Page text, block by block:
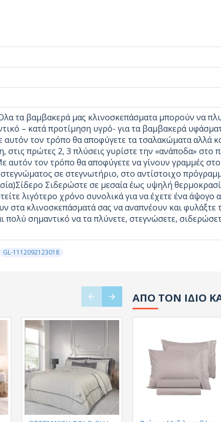
τα βαμβακερά μας κλινοσκεπάσματα μπορούν να
– κατά προτίμηση υγρό- για τα βαμβακερά
αυτόν τον τρόπο θα αποφύγετε τα τσαλακώματα αλλά
στις πρώτες 2, 3 πλύσεις γυρίστε την «ανάποδα»
αυτόν τον τρόπο θα αποφύγετε να γίνουν γραμμές
σε στεγνωτήριο, στο αντίστοιχο
Σιδερώστε σε μεσαία έως υψηλή
λιγότερο χρόνο συνολικά για να έχετε ένα
στα κλινοσκεπάσματά σας να αναπνέουν και
πολύ σημαντικό να τα πλύνετε, στεγνώσετε,
GL-1112092123018
ΑΠΟ ΤΟΝ ΙΔΙΟ